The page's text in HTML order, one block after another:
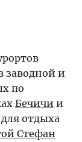
заводной и
по
Бечичи и
отдыха
Стефан